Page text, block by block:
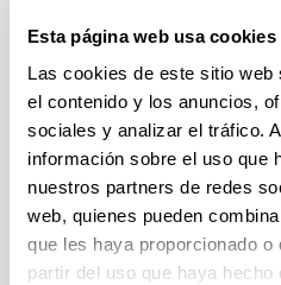
Esta página web usa cookies
Las cookies de este sitio
el contenido y los anuncios,
sociales y analizar el tráfico.
información sobre el uso que
nuestros partners de redes
web, quienes pueden
que les haya proporcionado o
partir del uso que haya
(Ciencias de la vida y la
Humanidades)
Plazo de presentación cerrado
presentación: 02/10/2025 23:59)
08/08/2025. Plazo para solicitar
de investigación finaliza el 24 de
PIFG25/25: “ Advanced
Uncertainty Quantification
Materials Science”